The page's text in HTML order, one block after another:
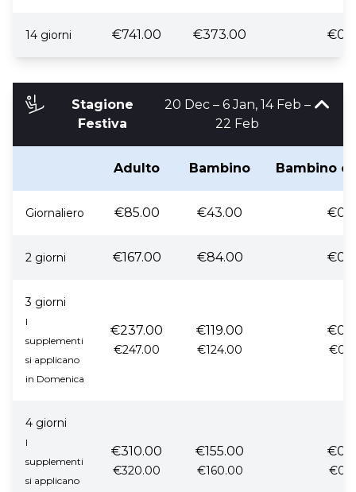
14 giorni €741.00 €373.00
Stagione
Festiva
20 Dec – 6 Jan, 14 Feb –
22 Feb
Adulto Bambino Bambino
Giornaliero €85.00 €43.00
2 giorni €167.00 €84.00
3 giorni
I
supplementi
si applicano
in Domenica
€237.00
€247.00
€119.00
€124.00
4 giorni
I
supplementi
si applicano
€310.00
€320.00
€155.00
€160.00